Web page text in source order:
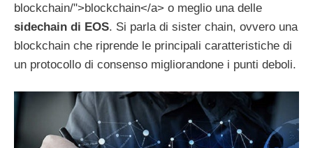
blockchain/">blockchain</a> o meglio una delle
sidechain di EOS. Si parla di sister chain, ovvero una
blockchain che riprende le principali caratteristiche di
un protocollo di consenso migliorandone i punti deboli.